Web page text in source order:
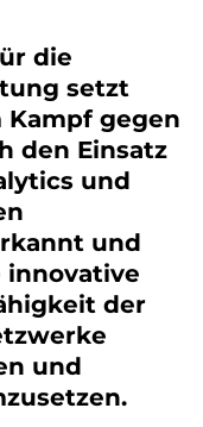
die
setzt
Kampf gegen
den Einsatz
und
und
innovative
der
und